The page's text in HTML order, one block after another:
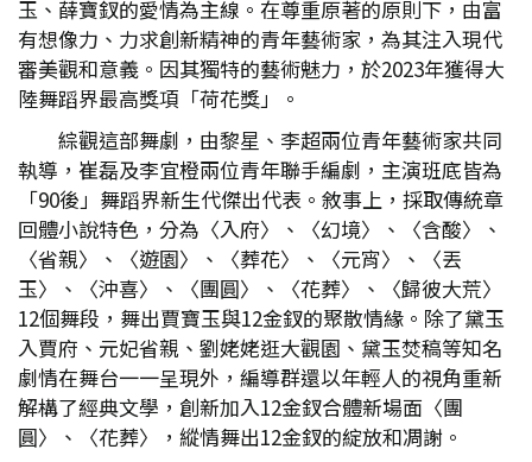
玉、薛寶釵的愛情為主線。在尊重原著的原則下，由富
有想像力、力求創新精神的青年藝術家，為其注入現代
審美觀和意義。因其獨特的藝術魅力，於2023年獲得大
陸舞蹈界最高獎項「荷花獎」。
綜觀這部舞劇，由黎星、李超兩位青年藝術家共同
執導，崔磊及李宜橙兩位青年聯手編劇，主演班底皆為
「90後」舞蹈界新生代傑出代表。敘事上，採取傳統章
回體小說特色，分為〈入府〉、〈幻境〉、〈含酸〉、
〈省親〉、〈遊園〉、〈葬花〉、〈元宵〉、〈丟
玉〉、〈沖喜〉、〈團圓〉、〈花葬〉、〈歸彼大荒〉
12個舞段，舞出賈寶玉與12金釵的聚散情緣。除了黛玉
入賈府、元妃省親、劉姥姥逛大觀園、黛玉焚稿等知名
劇情在舞台一一呈現外，編導群還以年輕人的視角重新
解構了經典文學，創新加入12金釵合體新場面〈團
圓〉、〈花葬〉，縱情舞出12金釵的綻放和凋謝。